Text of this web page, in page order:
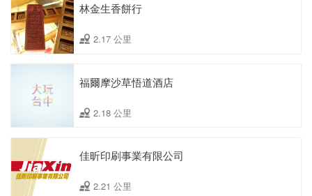
林金生香餅行
2.17 公里
福爾摩沙草悟道酒店
2.18 公里
佳昕印刷事業有限公司
2.21 公里